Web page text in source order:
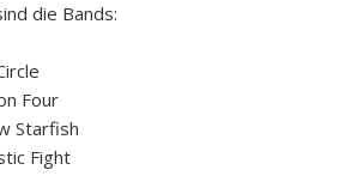
die Bands:
Four
Starfish
Fight